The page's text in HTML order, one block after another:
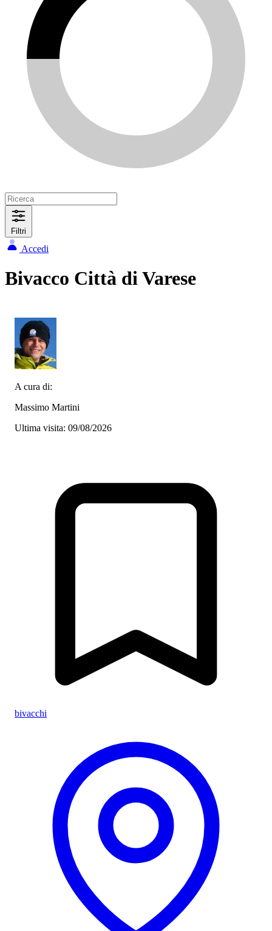
Filtri
Accedi
Bivacco Città di Varese
A cura di:
Massimo Martini
Ultima visita: 09/08/2026
bivacchi